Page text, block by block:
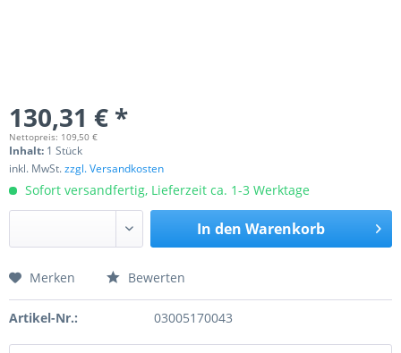
130,31 € *
Nettopreis: 109,50 €
Inhalt: 1 Stück
inkl. MwSt.zzgl. Versandkosten
Sofort versandfertig, Lieferzeit ca. 1-3 Werktage
In den Warenkorb
Preis anfragen
Merken Bewerten
Artikel-Nr.: 03005170043